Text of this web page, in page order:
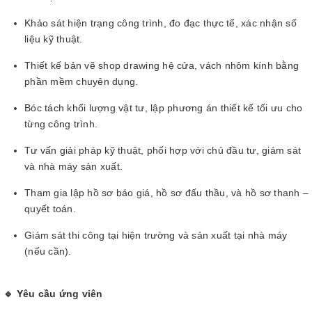
Khảo sát hiện trạng công trình, đo đạc thực tế, xác nhận số
liệu kỹ thuật.
Thiết kế bản vẽ shop drawing hệ cửa, vách nhôm kính bằng
phần mềm chuyên dụng.
Bóc tách khối lượng vật tư, lập phương án thiết kế tối ưu cho
từng công trình.
Tư vấn giải pháp kỹ thuật, phối hợp với chủ đầu tư, giám sát
và nhà máy sản xuất.
Tham gia lập hồ sơ báo giá, hồ sơ đấu thầu, và hồ sơ thanh –
quyết toán.
Giám sát thi công tại hiện trường và sản xuất tại nhà máy
(nếu cần).
🔹 Yêu cầu ứng viên